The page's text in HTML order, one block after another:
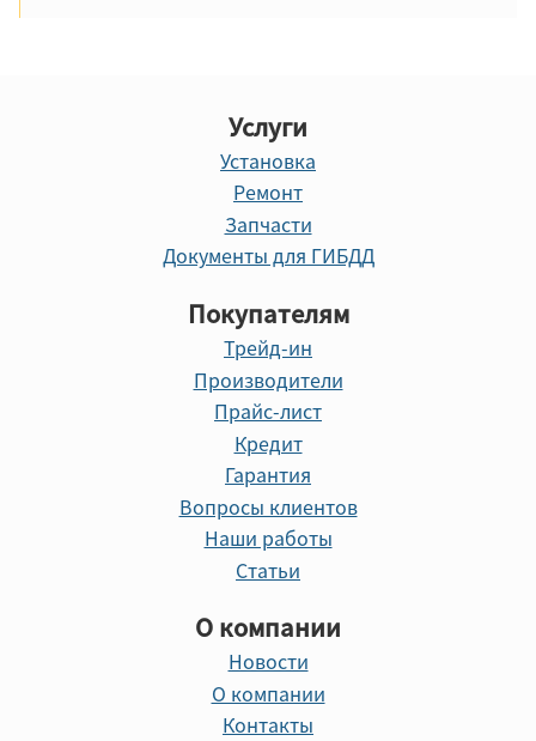
Услуги
Установка
Ремонт
Запчасти
Документы для ГИБДД
Покупателям
Трейд-ин
Производители
Прайс-лист
Кредит
Гарантия
Вопросы клиентов
Наши работы
Статьи
О компании
Новости
О компании
Контакты